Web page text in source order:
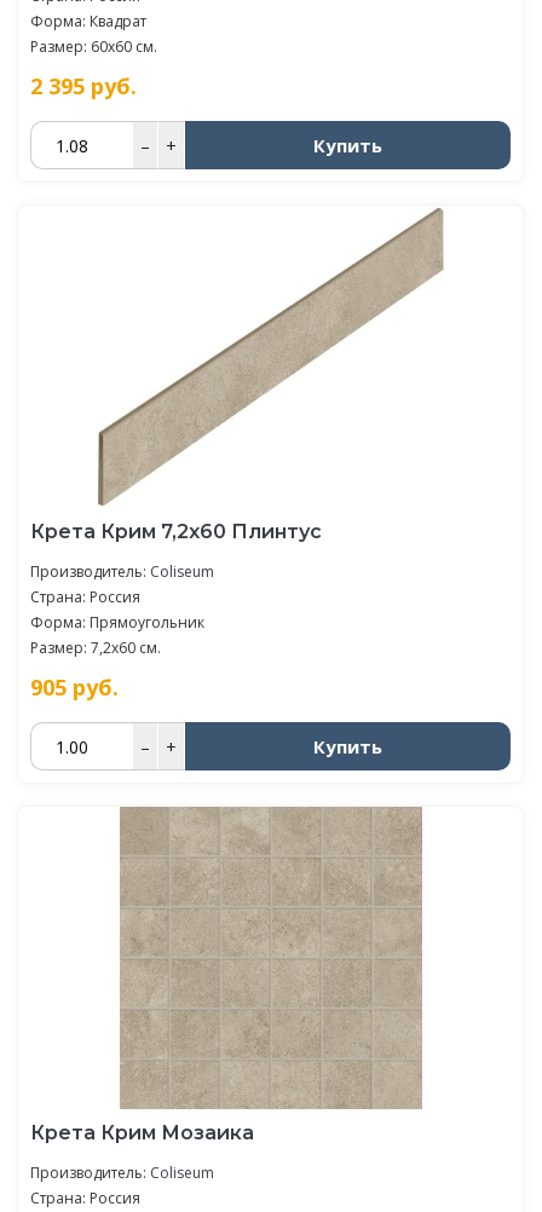
Форма: Квадрат
Размер: 60x60 см.
2 395 руб.
– + Купить
Крета Крим 7,2x60 Плинтус
Производитель: Coliseum
Страна: Россия
Форма: Прямоугольник
Размер: 7,2x60 см.
905 руб.
– + Купить
Крета Крим Мозаика
Производитель: Coliseum
Страна: Россия